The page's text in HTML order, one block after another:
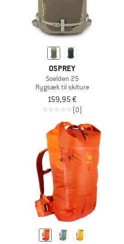
OSPREY
Soelden 25
Rygsæk til skiture
159,95 €
(0)